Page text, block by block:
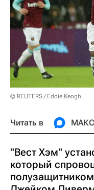
© REUTERS / Eddie Keogh
Читать в МАКС
"Вест Хэм"
который